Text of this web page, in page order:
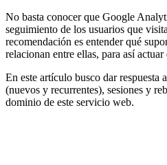
No basta conocer que Google
seguimiento de los usuarios que
recomendación es entender qué
relacionan entre ellas, para así actuar
En este artículo busco dar respuesta
(nuevos y recurrentes), sesiones y
dominio de este servicio web.